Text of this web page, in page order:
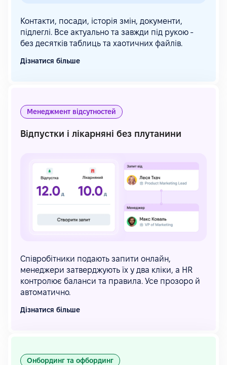
Контакти, посади, історія змін, документи,
підлеглі. Все актуально та завжди під рукою -
без десятків таблиць та хаотичних файлів.
Дізнатися більше
Менеджмент відсутностей
Відпустки і лікарняні без плутанини
Співробітники подають запити онлайн,
менеджери затверджують їх у два кліки, а HR
контролює баланси та правила. Усе прозоро й
автоматично.
Дізнатися більше
Онбординг та офбординг